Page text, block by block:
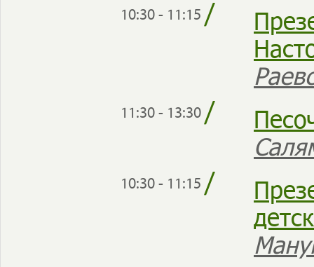
10:30 - 11:15 /
11:30 - 13:30/
10:30 - 11:15 /